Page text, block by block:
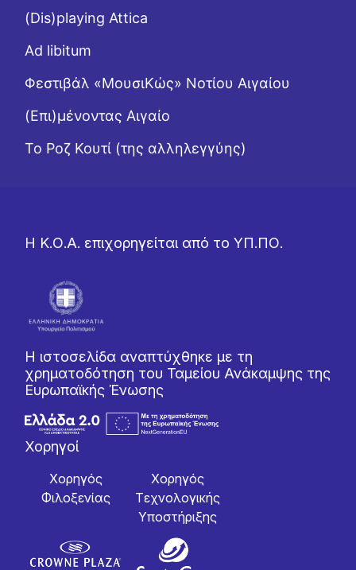
(Dis)playing Attica
Ad libitum
Φεστιβάλ «ΜουσιΚώς» Νοτίου Αιγαίου
(Επι)μένοντας Αιγαίο
Το Ροζ Κουτί (της αλληλεγγύης)
Η Κ.Ο.Α. επιχορηγείται από το ΥΠ.ΠΟ.
Η ιστοσελίδα αναπτύχθηκε με τη
χρηματοδότηση του Ταμείου Ανάκαμψης της
Ευρωπαϊκής Ένωσης
Χορηγοί
Χορηγός
Φιλοξενίας
Χορηγός
Tεχνολογικής
Yποστήριξης